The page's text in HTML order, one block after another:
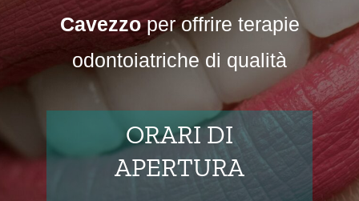
Prestazioni e Servizi
Blog
Contatti
Cavezzoper offrire terapie
odontoiatriche di qualità
ORARI DI
APERTURA